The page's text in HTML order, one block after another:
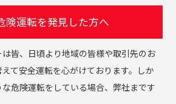
険運転を発見した方へ
皆、日頃より地域の皆様や取引先のお
て安全運転を心がけております。しか
危険運転をしている場合、弊社まです